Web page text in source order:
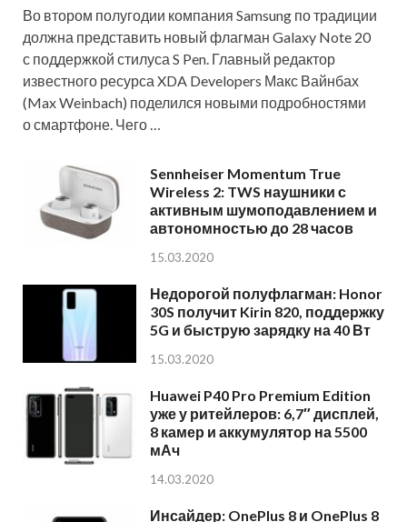
Во втором полугодии компания Samsung по традиции
должна представить новый флагман Galaxy Note 20
с поддержкой стилуса S Pen. Главный редактор
известного ресурса XDA Developers Макс Вайнбах
(Max Weinbach) поделился новыми подробностями
о смартфоне. Чего …
Sennheiser Momentum True
Wireless 2: TWS наушники с
активным шумоподавлением и
автономностью до 28 часов
15.03.2020
Недорогой полуфлагман: Honor
30S получит Kirin 820, поддержку
5G и быструю зарядку на 40 Вт
15.03.2020
Huawei P40 Pro Premium Edition
уже у ритейлеров: 6,7″ дисплей,
8 камер и аккумулятор на 5500
мАч
14.03.2020
Инсайдер: OnePlus 8 и OnePlus 8